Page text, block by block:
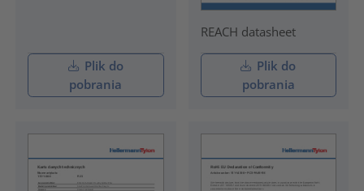
Plik do
pobrania
REACH datasheet
Plik do
pobrania